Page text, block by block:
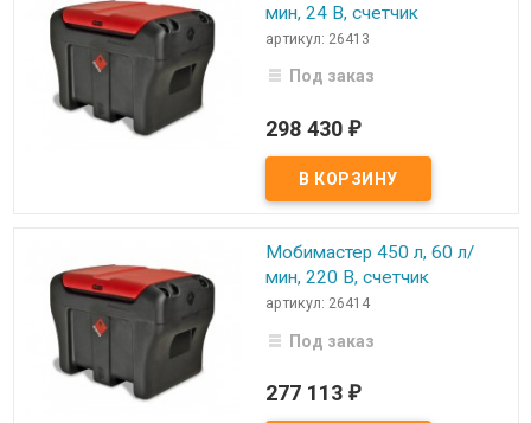
мин, 24 В, счетчик
артикул: 26413
Под заказ
298 430 ₽
Мобимастер 450 л, 60 л/
мин, 220 В, счетчик
артикул: 26414
Под заказ
277 113 ₽